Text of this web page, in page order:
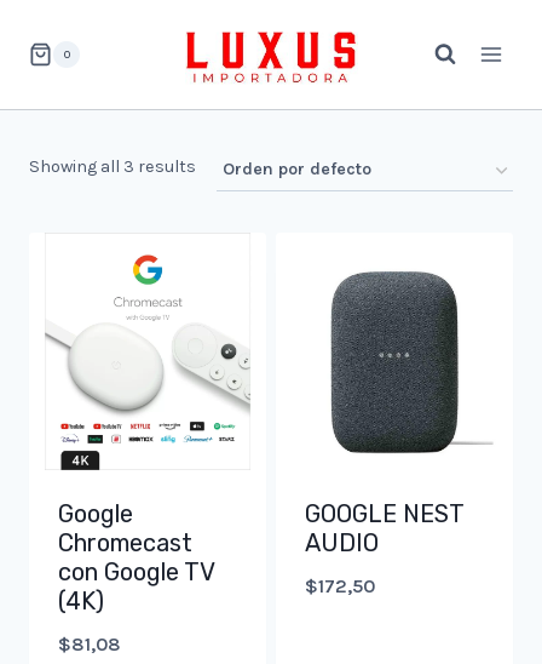
0
Showing all 3 results
Google
Chromecast
con Google TV
(4K)
$81,08
GOOGLE NEST
AUDIO
$172,50